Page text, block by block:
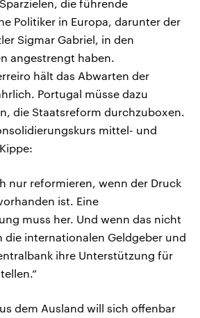
die führende
Politiker in Europa, darunter der
Sigmar Gabriel, in den
angestrengt haben.
hält das Abwarten der
Portugal müsse dazu
die Staatsreform durchzuboxen.
mittel- und
nur reformieren, wenn der Druck
ist. Eine
muss her. Und wenn das nicht
die internationalen Geldgeber und
ihre Unterstützung für
dem Ausland will sich offenbar